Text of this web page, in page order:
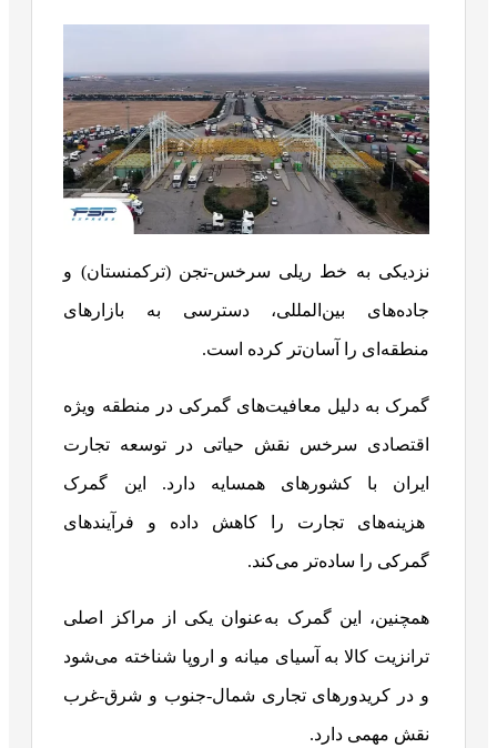
نزدیکی به خط ریلی سرخس-تجن (ترکمنستان) و
جاده‌های بین‌المللی، دسترسی به بازارهای
منطقه‌ای را آسان‌تر کرده است.
گمرک به دلیل معافیت‌های گمرکی در منطقه ویژه
اقتصادی سرخس نقش حیاتی در توسعه تجارت
ایران با کشورهای همسایه دارد. این گمرک
هزینه‌های تجارت را کاهش داده و فرآیندهای
گمرکی را ساده‌تر می‌کند.
همچنین، این گمرک به‌عنوان یکی از مراکز اصلی
ترانزیت کالا به آسیای میانه و اروپا شناخته می‌شود
و در کریدورهای تجاری شمال-جنوب و شرق-غرب
نقش مهمی دارد.